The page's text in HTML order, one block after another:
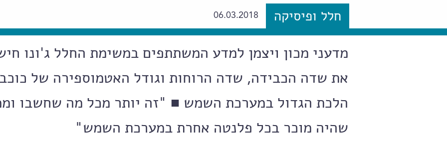
חלל ופיסיקה 06.03.2018
מדעני מכון ויצמן למדע המשתתפים במשימת החלל ג'ונו
את שדה הכבידה, שדה הרוחות וגודל האטמוספירה של
הלכת הגדול במערכת השמש ■ "זה יותר מכל מה שחשבו
שהיה מוכר בכל פלנטה אחרת במערכת השמש"